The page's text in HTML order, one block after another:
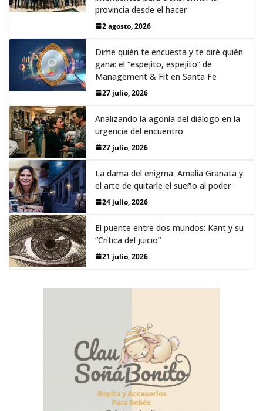
provincia desde el hacer
2 agosto, 2026
Dime quién te encuesta y te diré quién
gana: el “espejito, espejito” de
Management & Fit en Santa Fe
27 julio, 2026
Analizando la agonía del diálogo en la
urgencia del encuentro
27 julio, 2026
La dama del enigma: Amalia Granata y
el arte de quitarle el sueño al poder
24 julio, 2026
El puente entre dos mundos: Kant y su
“Crítica del juicio”
21 julio, 2026